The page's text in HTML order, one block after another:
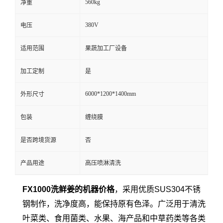
净重 560kg
电压 380V
适用范围 果蔬加工厂设备
加工定制 是
外形尺寸 6000*1200*1400mm
包装 缠绕膜
是否跨境货源 否
产品用途 高压喷淋清洗
FX1000洗鲜姜的机器价格，采用优质SUS304不锈
钢制作，洗净度高，能保持原有色泽。广泛用于清洗
叶菜类、食用菌类、水果、海产品和中草药类等各类